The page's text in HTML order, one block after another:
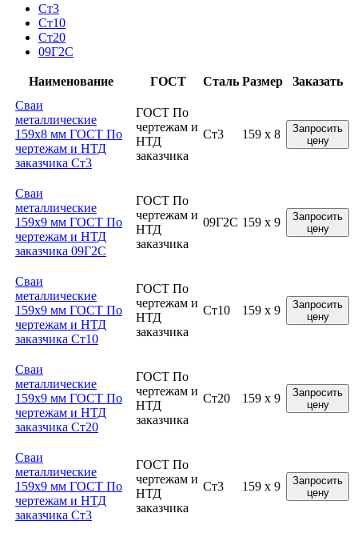
Ст3
Ст10
Ст20
09Г2С
Наименование ГОСТ Сталь Размер
Заказать
Сваи
металлические
159x8 мм ГОСТ По
чертежам и НТД
заказчика Ст3
ГОСТ По
чертежам и
НТД
заказчика
Ст3 159 x 8
Запросить
цену
Сваи
металлические
159x9 мм ГОСТ По
чертежам и НТД
заказчика 09Г2С
ГОСТ По
чертежам и
НТД
заказчика
09Г2С 159 x 9
Запросить
цену
Сваи
металлические
159x9 мм ГОСТ По
чертежам и НТД
заказчика Ст10
ГОСТ По
чертежам и
НТД
заказчика
Ст10 159 x 9
Запросить
цену
Сваи
металлические
159x9 мм ГОСТ По
чертежам и НТД
заказчика Ст20
ГОСТ По
чертежам и
НТД
заказчика
Ст20 159 x 9
Запросить
цену
Сваи
металлические
159x9 мм ГОСТ По
чертежам и НТД
заказчика Ст3
ГОСТ По
чертежам и
НТД
заказчика
Ст3 159 x 9
Запросить
цену